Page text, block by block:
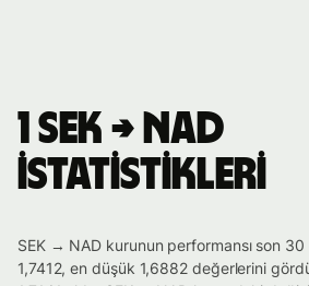
1 SEK → NAD
istatistikleri
SEK → NAD kurunun performansı son
1,7412, en düşük 1,6882 değerlerini